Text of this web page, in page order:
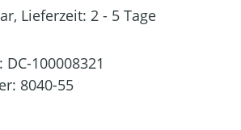
Lieferzeit: 2 - 5 Tage
DC-100008321
8040-55